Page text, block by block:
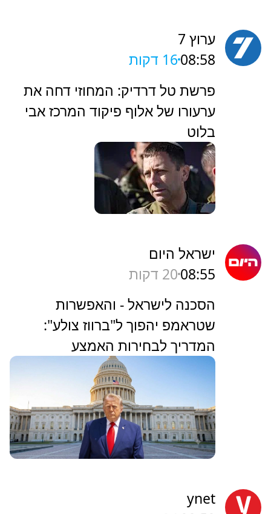
ערוץ 7
08:5816 דקות
‏פרשת טל דרדיק: המחוזי דחה את
ערעורו של אלוף פיקוד המרכז אבי
בלוט
ישראל היום
08:5520 דקות
הסכנה לישראל - והאפשרות
שטראמפ יהפוך ל"ברווז צולע":
המדריך לבחירות האמצע
ynet